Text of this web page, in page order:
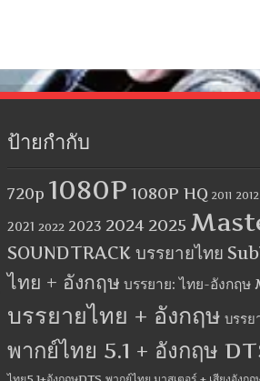
ป้ายกำกับ
720p 1080P 1080P HQ 2011 2012
2021 2022 2023 2024 2025
SOUNDTRACK บรรยายไทย
ไทย + อังกฤษ บรรยาย: ไทย-อังกฤ
บรรยายไทย + อังกฤษ บรรย
พากย์ไทย 5.1 + อังกฤษ